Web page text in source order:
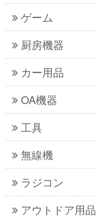
ゲーム
厨房機器
カー用品
OA機器
工具
無線機
ラジコン
アウトドア用品